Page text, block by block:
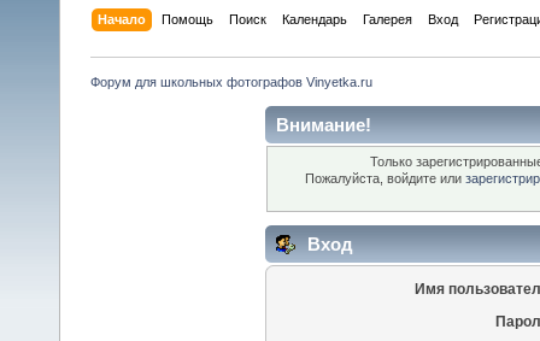
Начало Помощь Поиск Календарь Галерея Вход
Форум для школьных фотографов Vinyetka.ru
Внимание!
Только
Пожалуйста, войдите или
Вход
Имя